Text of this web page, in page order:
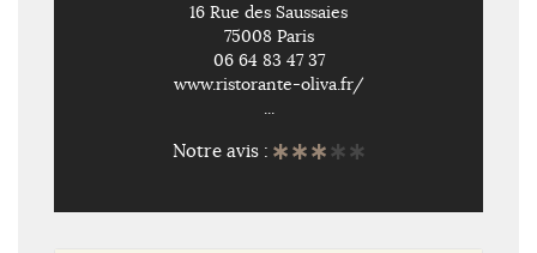
16 Rue des Saussaies
75008 Paris
06 64 83 47 37
www.ristorante-oliva.fr/
...
Notre avis :